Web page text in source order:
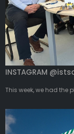
INSTAGRAM
This week, we had the